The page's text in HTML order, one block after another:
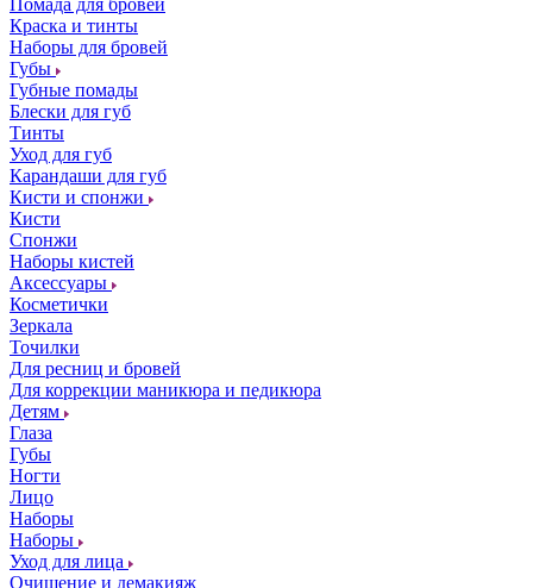
Помада для бровей
Краска и тинты
Наборы для бровей
Губы
Губные помады
Блески для губ
Тинты
Уход для губ
Карандаши для губ
Кисти и спонжи
Кисти
Спонжи
Наборы кистей
Аксессуары
Косметички
Зеркала
Точилки
Для ресниц и бровей
Для коррекции маникюра и педикюра
Детям
Глаза
Губы
Ногти
Лицо
Наборы
Наборы
Уход для лица
Очищение и демакияж